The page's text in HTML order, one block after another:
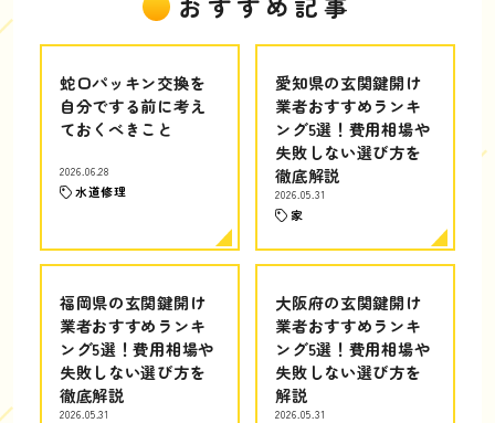
蛇口パッキン交換を
自分でする前に考え
ておくべきこと
2026.06.28
水道修理
愛知県の玄関鍵開け
業者おすすめランキ
ング5選！費用相場や
失敗しない選び方を
徹底解説
2026.05.31
家
福岡県の玄関鍵開け
業者おすすめランキ
ング5選！費用相場や
失敗しない選び方を
徹底解説
2026.05.31
大阪府の玄関鍵開け
業者おすすめランキ
ング5選！費用相場や
失敗しない選び方を
解説
2026.05.31